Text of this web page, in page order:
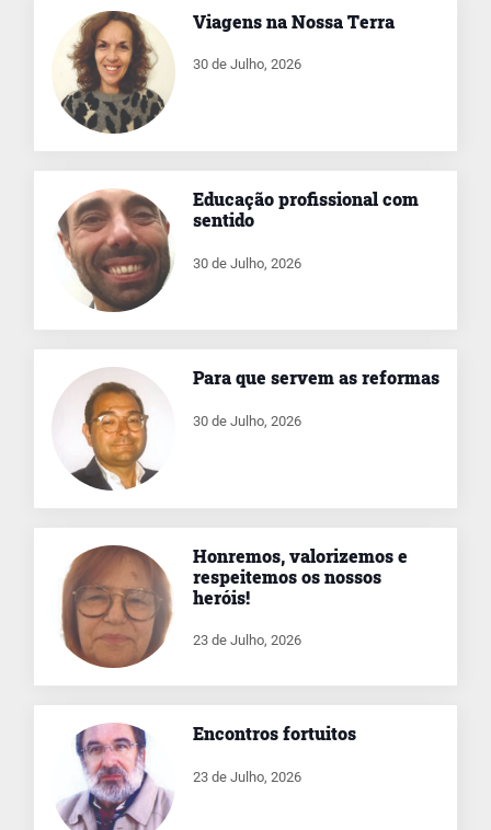
Viagens na Nossa Terra
30 de Julho, 2026
Educação profissional com
sentido
30 de Julho, 2026
Para que servem as reformas
30 de Julho, 2026
Honremos, valorizemos e
respeitemos os nossos
heróis!
23 de Julho, 2026
Encontros fortuitos
23 de Julho, 2026